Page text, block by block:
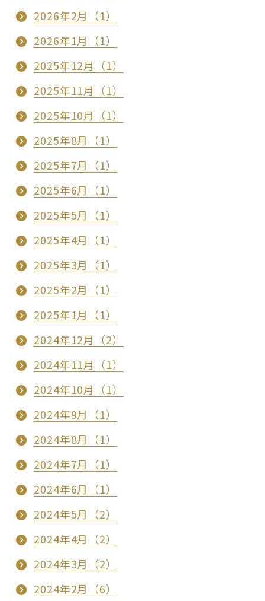
2026年2月（1）
2026年1月（1）
2025年12月（1）
2025年11月（1）
2025年10月（1）
2025年8月（1）
2025年7月（1）
2025年6月（1）
2025年5月（1）
2025年4月（1）
2025年3月（1）
2025年2月（1）
2025年1月（1）
2024年12月（2）
2024年11月（1）
2024年10月（1）
2024年9月（1）
2024年8月（1）
2024年7月（1）
2024年6月（1）
2024年5月（2）
2024年4月（2）
2024年3月（2）
2024年2月（6）